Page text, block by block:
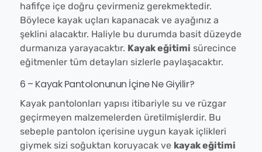
hafifçe içe doğru çevirmeniz gerekmektedir.
Böylece kayak uçları kapanacak ve ayağınız a
şeklini alacaktır. Haliyle bu durumda basit düzeyde
durmanıza yarayacaktır. Kayak eğitimi sürecince
eğitmenler tüm detayları sizlerle paylaşacaktır.
6 – Kayak Pantolonunun İçine Ne Giyilir?
Kayak pantolonları yapısı itibariyle su ve rüzgar
geçirmeyen malzemelerden üretilmişlerdir. Bu
sebeple pantolon içerisine uygun kayak içlikleri
giymek sizi soğuktan koruyacak ve kayak eğitimi